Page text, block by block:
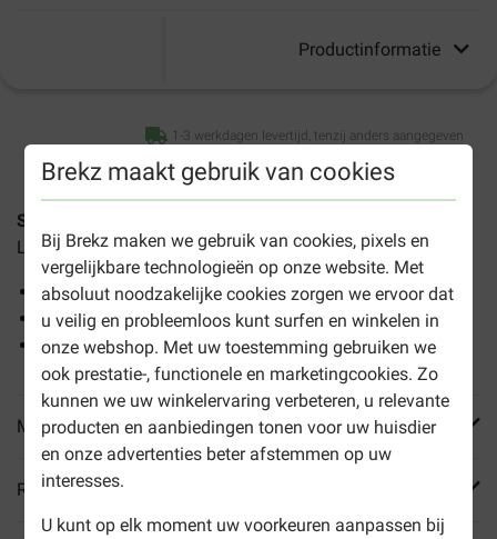
Brekz maakt gebruik van cookies
Bij Brekz maken we gebruik van cookies, pixels en
vergelijkbare technologieën op onze website. Met
absoluut noodzakelijke cookies zorgen we ervoor dat
u veilig en probleemloos kunt surfen en winkelen in
onze webshop. Met uw toestemming gebruiken we
ook prestatie-, functionele en marketingcookies. Zo
kunnen we uw winkelervaring verbeteren, u relevante
producten en aanbiedingen tonen voor uw huisdier
en onze advertenties beter afstemmen op uw
interesses.
U kunt op elk moment uw voorkeuren aanpassen bij
Productinformatie
1-3 werkdagen levertijd, tenzij anders aangegeven
Safety Blinker voor de hond
LED voor aan de halsband of het tuig van uw hond.
Past aan halsband of tuig
Tot circa 800 meter zichtbaar
Waterbestendig
Meer informatie
Reviews